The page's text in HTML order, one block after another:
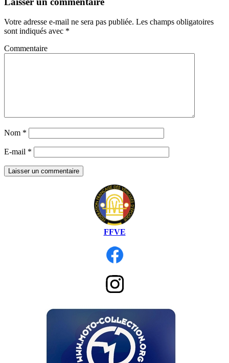
Votre adresse e-mail ne sera pas publiée. Les champs obligatoires
sont indiqués avec *
Commentaire
Nom *
E-mail *
FFVE